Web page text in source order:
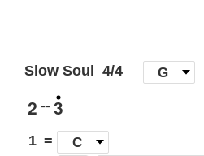
Slow Soul 4/4 G ]
2 -- 3
1 =
C